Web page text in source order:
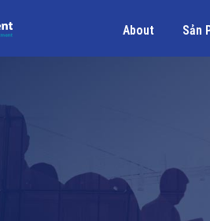
About Sản